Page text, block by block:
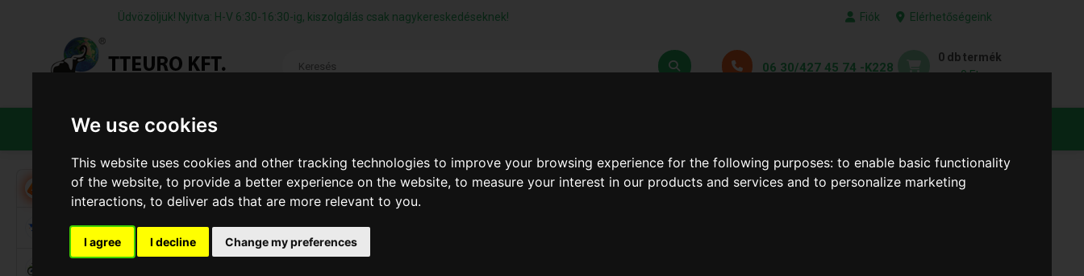
We use cookies
This website uses cookies and other tracking technologies to improve your browsing experience for the following purposes:to enable basic functionality
of the website,to provide a better experience on the website,to measure your interest in our products and services and to personalize marketing
interactions,to deliver ads that are more relevant to you.
I agree I decline Change my preferences
Üdvözöljük! Nyitva: H-V 6:30-16:30-ig, kiszolgálás csak nagykereskedéseknek! Fiók Elérhetőségeink
06 30/427 45 74 -K228
0 db termék
0 Ft
TERMÉKEK
Akció
Alkalmi Kellékek